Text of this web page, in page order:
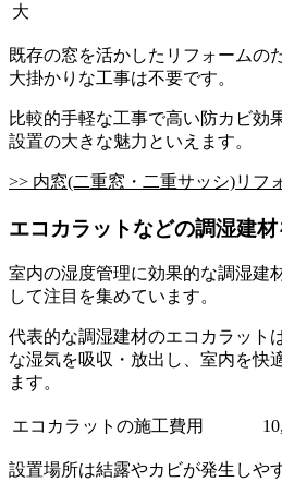
大
既存の窓を活かしたリフォームの
大掛かりな工事は不要です。
比較的手軽な工事で高い防カビ効
設置の大きな魅力といえます。
>> 内窓(二重窓・二重サッシ)リフ
エコカラットなどの調湿建
室内の湿度管理に効果的な調湿建
して注目を集めています。
代表的な調湿建材のエコカラット
な湿気を吸収・放出し、室内を快
ます。
エコカラットの施工費用
設置場所は結露やカビが発生しや